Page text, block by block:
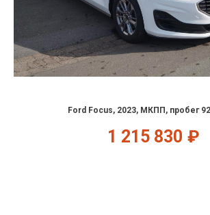
Ford Focus, 2023, МКПП, пробег
1 215 830 ₽